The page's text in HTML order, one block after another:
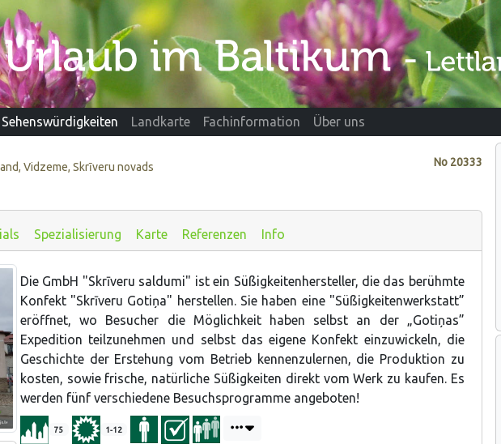
Sehenswürdigkeiten Landkarte Fachinformation Über uns
No 20333
Vidzeme, Skrīveru novads
Spezialisierung Karte Referenzen Info
Die GmbH "Skrīveru saldumi" ist ein Süßigkeitenhersteller, die das berühmte
Konfekt "Skrīveru Gotiņa" herstellen. Sie haben eine "Süßigkeitenwerkstatt”
eröffnet, wo Besucher die Möglichkeit haben selbst an der „Gotiņas”
Expedition teilzunehmen und selbst das eigene Konfekt einzuwickeln, die
Geschichte der Erstehung vom Betrieb kennenzulernen, die Produktion zu
kosten, sowie frische, natürliche Süßigkeiten direkt vom Werk zu kaufen. Es
werden fünf verschiedene Besuchsprogramme angeboten!
75 1-12